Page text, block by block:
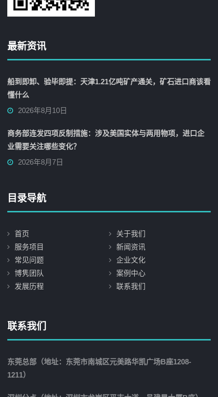
最新资讯
船到即卸、验毕即提：天津1.21亿吨矿产通关，矿石进口商该看
懂什么
2026年8月10日
商务部连发四项反制措施：涉及美国实体与两用物项，进口企
业需要关注哪些变化？
2026年8月7日
目录导航
首页
关于我们
服务项目
新闻资讯
常见问题
企业文化
博隽团队
案例中心
发展历程
联系我们
联系我们
东莞总部（地址：东莞市南城区元美路华凯广场B座1208-
1211）